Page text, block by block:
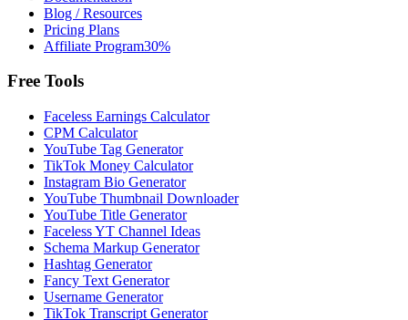
Blog / Resources
Pricing Plans
Affiliate Program30%
Free Tools
Faceless Earnings Calculator
CPM Calculator
YouTube Tag Generator
TikTok Money Calculator
Instagram Bio Generator
YouTube Thumbnail Downloader
YouTube Title Generator
Faceless YT Channel Ideas
Schema Markup Generator
Hashtag Generator
Fancy Text Generator
Username Generator
TikTok Transcript Generator